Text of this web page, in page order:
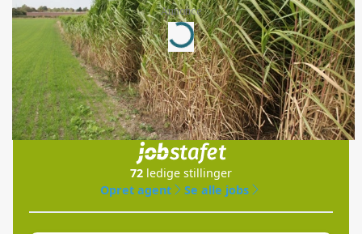
Annonce
Loading...
Jobs
i samarbejde med
72 ledige stillinger
Opret agent
Se alle jobs